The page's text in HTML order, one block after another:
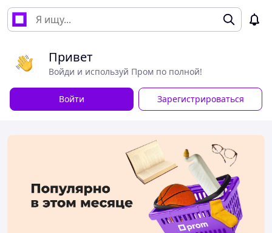
Привет
Войди и используй Пром по полной!
Войти Зарегистрироваться